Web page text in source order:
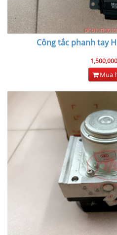
Công tắc phanh tay
Mua